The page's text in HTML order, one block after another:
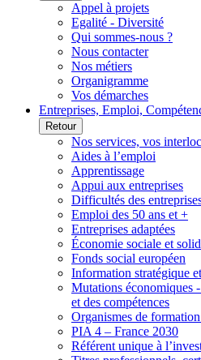
Appel à projets
Egalité - Diversité
Qui sommes-nous ?
Nous contacter
Nos métiers
Organigramme
Vos démarches
Entreprises, Emploi,
Retour
Nos services, vos
Aides à l’emploi
Apprentissage
Appui aux entreprises
Difficultés des
Emploi des 50 ans et +
Entreprises adaptées
Économie sociale et
Fonds social européen
Information stratégique
Mutations économiques
et des compétences
Organismes de
PIA 4 – France 2030
Référent unique à